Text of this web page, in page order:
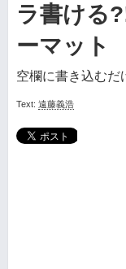
ラ書ける
ーマット
空欄に書き込むだ
Text: 遠藤義浩